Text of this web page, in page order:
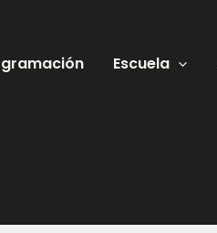
Escuela